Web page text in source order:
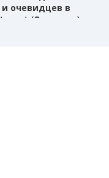
и очевидцев в
(Основная)